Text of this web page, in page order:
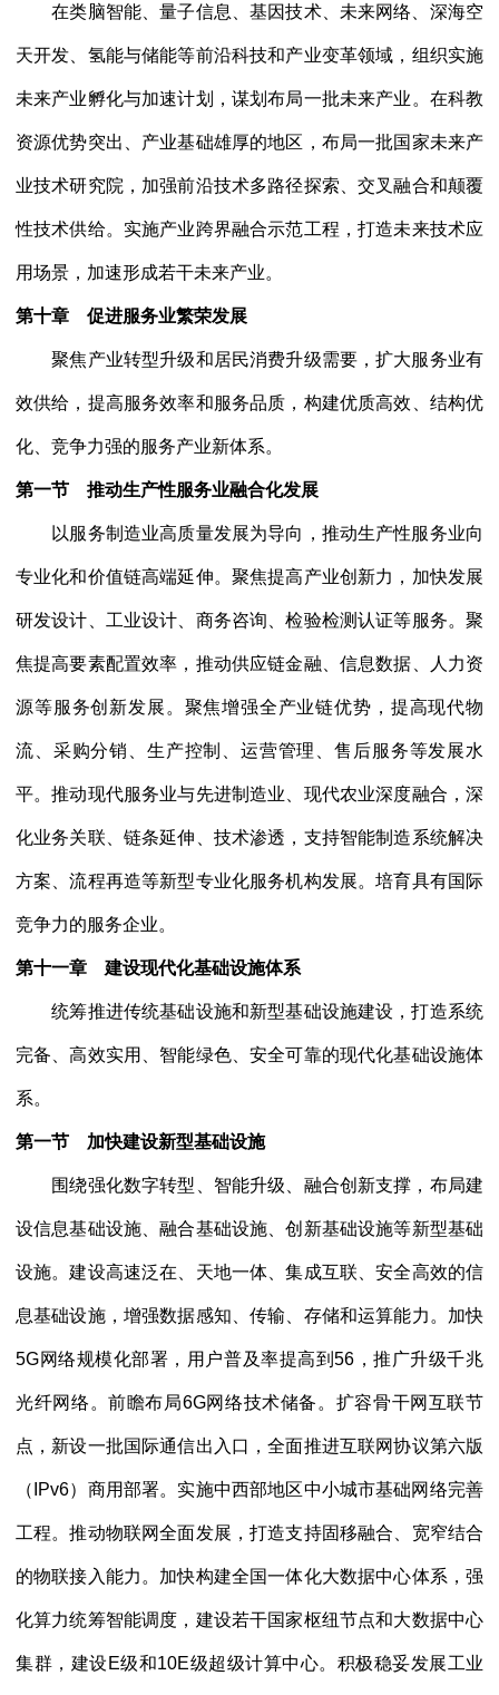
在类脑智能、量子信息、基因技术、未来网络、深海空
天开发、氢能与储能等前沿科技和产业变革领域，组织实施
未来产业孵化与加速计划，谋划布局一批未来产业。在科教
资源优势突出、产业基础雄厚的地区，布局一批国家未来产
业技术研究院，加强前沿技术多路径探索、交叉融合和颠覆
性技术供给。实施产业跨界融合示范工程，打造未来技术应
用场景，加速形成若干未来产业。
第十章 促进服务业繁荣发展
聚焦产业转型升级和居民消费升级需要，扩大服务业有
效供给，提高服务效率和服务品质，构建优质高效、结构优
化、竞争力强的服务产业新体系。
第一节 推动生产性服务业融合化发展
以服务制造业高质量发展为导向，推动生产性服务业向
专业化和价值链高端延伸。聚焦提高产业创新力，加快发展
研发设计、工业设计、商务咨询、检验检测认证等服务。聚
焦提高要素配置效率，推动供应链金融、信息数据、人力资
源等服务创新发展。聚焦增强全产业链优势，提高现代物
流、采购分销、生产控制、运营管理、售后服务等发展水
平。推动现代服务业与先进制造业、现代农业深度融合，深
化业务关联、链条延伸、技术渗透，支持智能制造系统解决
方案、流程再造等新型专业化服务机构发展。培育具有国际
竞争力的服务企业。
第十一章 建设现代化基础设施体系
统筹推进传统基础设施和新型基础设施建设，打造系统
完备、高效实用、智能绿色、安全可靠的现代化基础设施体
系。
第一节 加快建设新型基础设施
围绕强化数字转型、智能升级、融合创新支撑，布局建
设信息基础设施、融合基础设施、创新基础设施等新型基础
设施。建设高速泛在、天地一体、集成互联、安全高效的信
息基础设施，增强数据感知、传输、存储和运算能力。加快
5G网络规模化部署，用户普及率提高到56，推广升级千兆
光纤网络。前瞻布局6G网络技术储备。扩容骨干网互联节
点，新设一批国际通信出入口，全面推进互联网协议第六版
（IPv6）商用部署。实施中西部地区中小城市基础网络完善
工程。推动物联网全面发展，打造支持固移融合、宽窄结合
的物联接入能力。加快构建全国一体化大数据中心体系，强
化算力统筹智能调度，建设若干国家枢纽节点和大数据中心
集群，建设E级和10E级超级计算中心。积极稳妥发展工业